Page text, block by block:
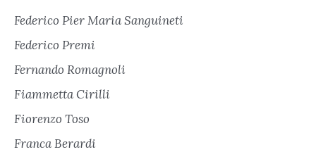
Federico Pier Maria Sanguineti
Federico Premi
Fernando Romagnoli
Fiammetta Cirilli
Fiorenzo Toso
Franca Berardi